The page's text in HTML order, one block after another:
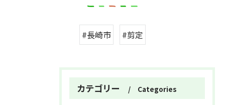
#長崎市 #剪定
カテゴリー Categories